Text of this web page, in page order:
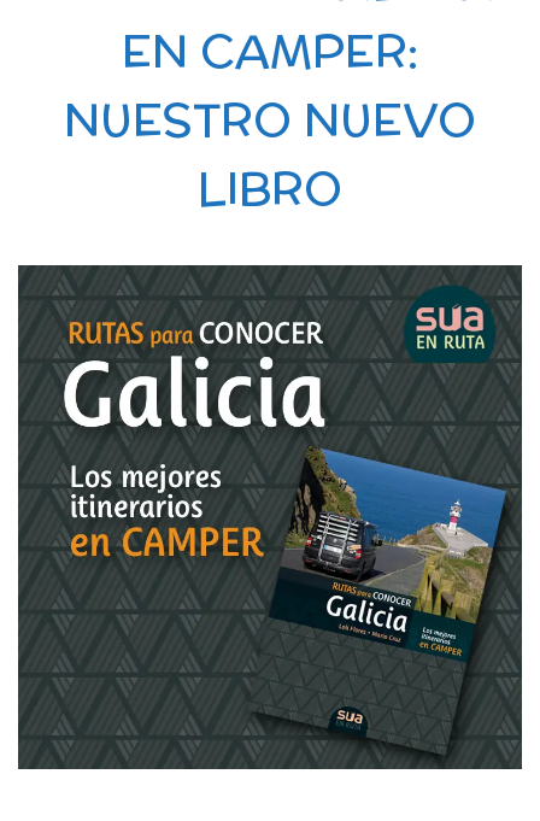
EN CAMPER:
NUESTRO NUEVO
LIBRO